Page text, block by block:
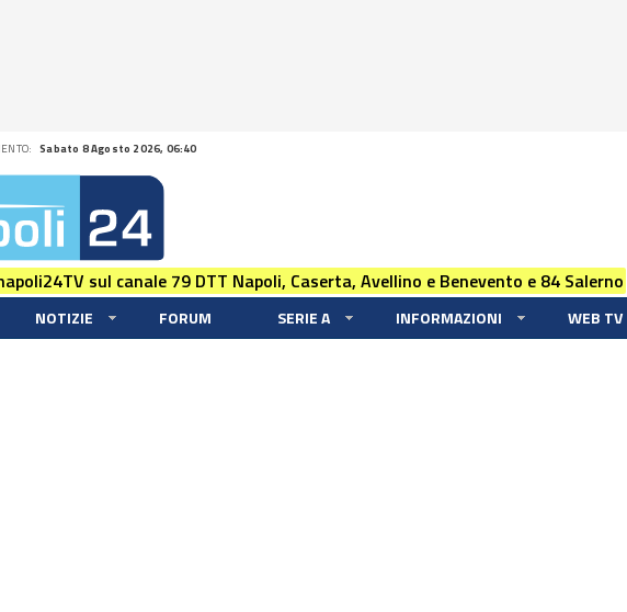
Sabato 8 Agosto 2026, 06:40
sul canale 79 DTT Napoli, Caserta, Avellino e Benevento e 84 Salerno
NOTIZIE FORUM SERIE A INFORMAZIONI WEB TV